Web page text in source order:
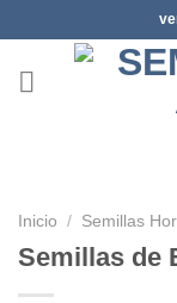
al
contenido
Inicio / Semillas
Semillas de